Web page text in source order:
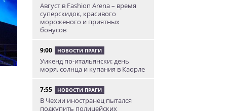
Август в Fashion Arena – время
суперскидок, красивого
мороженого и приятных
бонусов
9:00 НОВОСТИ ПРАГИ
Уикенд по-итальянски: день
моря, солнца и купания в Каорле
7:55 НОВОСТИ ПРАГИ
В Чехии иностранец пытался
подкупить полицейских